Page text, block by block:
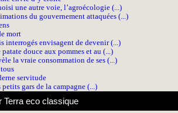
une autre voie, l’agroécologie (...)
du gouvernement attaquées (...)
mort
interrogés envisagent de devenir (...)
douce aux pommes et au (...)
la vraie consommation de ses (...)
servitude
gars de la campagne (...)
Terra eco classique